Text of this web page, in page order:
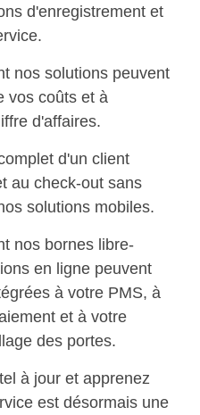
d'enregistrement et
nos solutions peuvent
vos coûts et à
d'affaires.
d'un client
au check-out sans
solutions mobiles.
nos bornes libre-
en ligne peuvent
à votre PMS, à
et à votre
des portes.
à jour et apprenez
est désormais une